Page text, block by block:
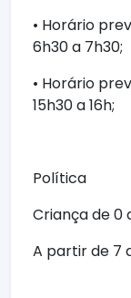
• Horário
6h30 a 7h30;
• Horário
15h30 a 16h;
Política
Criança de 0
A partir de 7